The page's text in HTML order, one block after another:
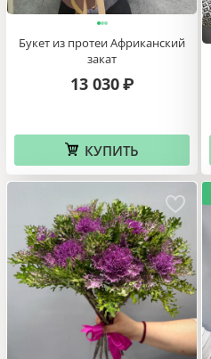
Букет из протеи Африканский
закат
13 030 ₽
КУПИТЬ